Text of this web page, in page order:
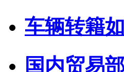
车辆转籍
国内贸易